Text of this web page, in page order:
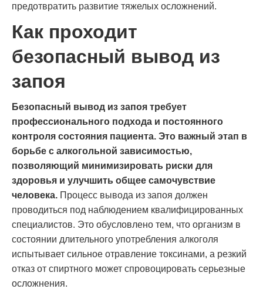
предотвратить развитие тяжелых осложнений.
Как проходит
безопасный вывод из
запоя
Безопасный вывод из запоя требует
профессионального подхода и постоянного
контроля состояния пациента. Это важный этап в
борьбе с алкогольной зависимостью,
позволяющий минимизировать риски для
здоровья и улучшить общее самочувствие
человека. Процесс вывода из запоя должен
проводиться под наблюдением квалифицированных
специалистов. Это обусловлено тем, что организм в
состоянии длительного употребления алкоголя
испытывает сильное отравление токсинами, а резкий
отказ от спиртного может спровоцировать серьезные
осложнения.